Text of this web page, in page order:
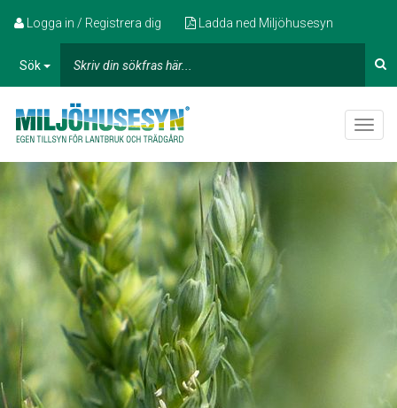
Logga in / Registrera dig Ladda ned Miljöhusesyn
Sök
Toggle